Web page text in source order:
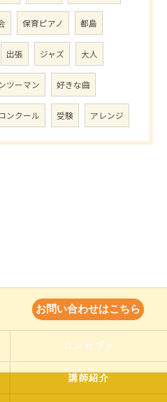
保育ピアノ 都島
出張 ジャズ 大人
ツーマン 好きな曲
コンクール 受験 アレンジ
お問い合わせはこちら
コンセプト
講師紹介